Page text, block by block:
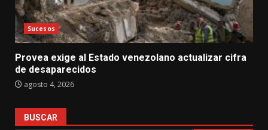
Sucesos
Provea exige al Estado venezolano actualizar cifra
de desaparecidos
agosto 4, 2026
BUSCAR